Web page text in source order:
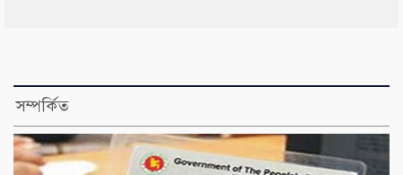
সম্পর্কিত